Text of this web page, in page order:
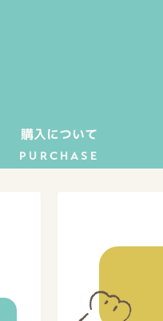
購入について
PURCHASE